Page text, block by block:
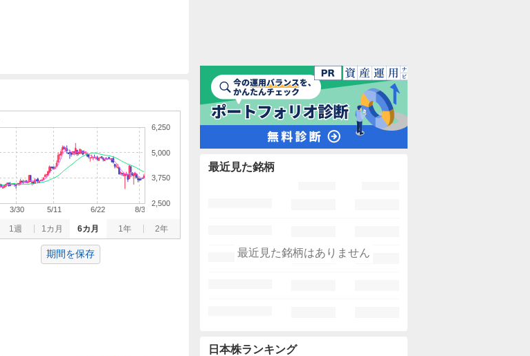
1週 1カ月 6カ月 1年 2年
2,500
3,750
5,000
6,250
3/30 5/11 6/22 8/3
期間を保存
最近見た銘柄
最近見た銘柄はありません
日本株ランキング